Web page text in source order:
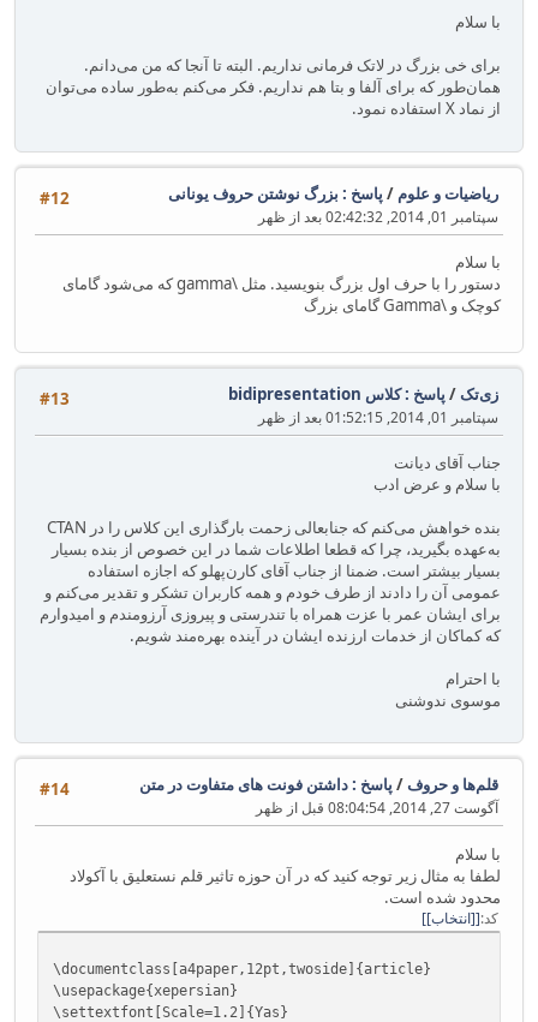
با سلام
برای خی بزرگ در لاتک فرمانی نداریم. البته تا آنجا که من می‌دانم.
همان‌طور که برای آلفا و بتا هم نداریم. فکر می‌کنم به‌‌طور ساده می‌توان
از نماد X استفاده نمود.
#12 ریاضیات و علوم / پاسخ : بزرگ نوشتن حروف یونانی
سپتامبر 01, 2014, 02:42:32 بعد از ظهر
با سلام
دستور را با حرف اول بزرگ بنویسید. مثل \gamma که می‌شود گامای
کوچک و \Gamma گامای بزرگ
#13 زی‌تک/ پاسخ : کلاس bidipresentation
سپتامبر 01, 2014, 01:52:15 بعد از ظهر
جناب آقای دیانت
با سلام و عرض ادب
بنده خواهش می‌کنم که جنابعالی زحمت بارگذاری این کلاس را در CTAN
به‌عهده بگیرید، چرا که قطعا اطلاعات شما در این خصوص از بنده بسیار
بسیار بیشتر است. ضمنا از جناب آقای کارن‌پهلو که اجازه استفاده
عمومی آن را دادند از طرف خودم و همه کاربران تشکر و تقدیر می‌کنم و
برای ایشان عمر با عزت همراه با تندرستی و پیروزی آرزومندم و امیدوارم
که کماکان از خدمات ارزنده ایشان در آینده بهره‌مند شویم.
با احترام
موسوی ندوشنی
#14 قلم‌ها و حروف/ پاسخ : داشتن فونت های متفاوت در متن
آگوست 27, 2014, 08:04:54 قبل از ظهر
با سلام
لطفا به مثال زیر توجه کنید که در آن حوزه تاثیر قلم نستعلیق با آکولاد
محدود شده است.
کد [انتخاب]
\documentclass[a4paper,12pt,twoside]{article}
\usepackage{xepersian}
\settextfont[Scale=1.2]{Yas}